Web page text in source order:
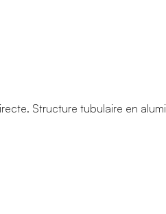
Structure tubulaire en